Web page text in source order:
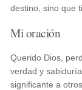
destino, sino que
Mi oración
Querido Dios,
verdad y
significante a